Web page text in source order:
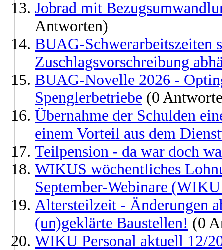
Jobrad mit
Antworten)
BUAG-Schwerarbeitszeiten
Zuschlagsvorschreibung
BUAG-Novelle 2026 -
Spenglerbetriebe (0
Übernahme der Schulden
einem Vorteil aus dem
Teilpension - da war doch
WIKUS wöchentliches
September-Webinare
Altersteilzeit - Änderungen
(un)geklärte Baustellen! (0
WIKU Personal aktuell 12/